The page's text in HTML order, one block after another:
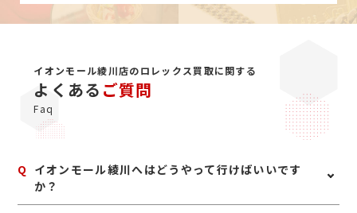
イオンモール綾川店のロレックス買取に関する
よくある ご質問
Faq
Q イオンモール綾川へはどうやって行けばいいです
か？